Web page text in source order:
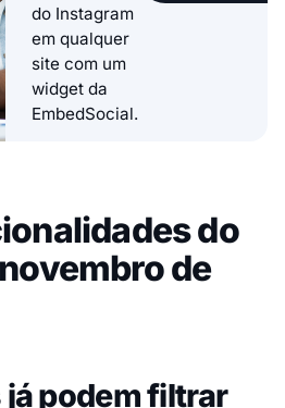
do Instagram
em qualquer
site com um
widget da
EmbedSocial.
do
de
podem filtrar